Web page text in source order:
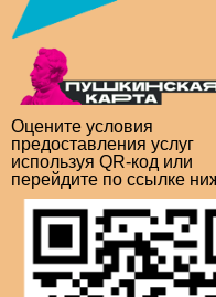
Оцените условия
предоставления услуг
используя QR-код или
перейдите по ссылке